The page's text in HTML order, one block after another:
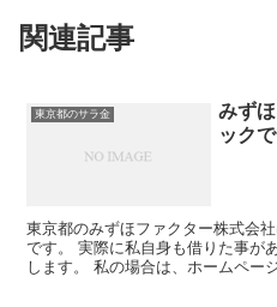
関連記事
東京都のサラ金
みず
ック
東京都のみずほファクター株式会
です。 実際に私自身も借りた事が
します。 私の場合は、ホームペー